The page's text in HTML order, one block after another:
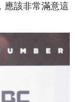
應該非常滿意這